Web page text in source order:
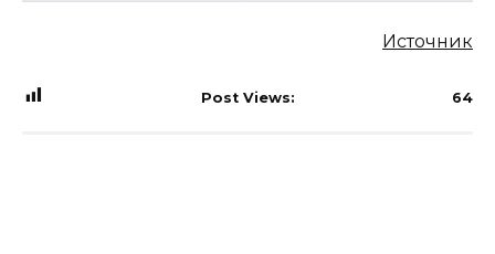
Источник
Post Views: 64